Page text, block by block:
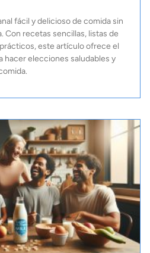
fácil y delicioso de comida sin
Con recetas sencillas, listas de
este artículo ofrece el
hacer elecciones saludables y